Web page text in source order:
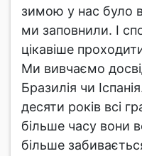
зимою у нас було
ми заповнили. І
цікавіше
Ми вивчаємо
Бразилія чи
десяти років всі
більше часу вони
більше